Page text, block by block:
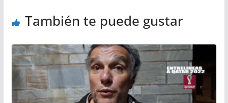
También te puede gustar